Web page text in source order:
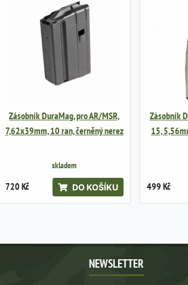
Zásobník DuraMag, pro AR/MSR,
7,62x39mm, 10 ran, černěný nerez
skladem
720 Kč DO KOŠÍKU
Zásobník
15,
499 Kč
NEWSLETTER